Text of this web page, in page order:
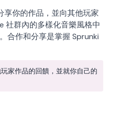
享你的作品，並向其他玩家
社群內的多樣化音樂風格中
合作和分享是掌握 Sprunki
家作品的回饋，並就你自己的